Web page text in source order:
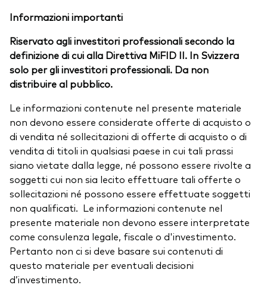
Informazioni importanti
Riservato agli investitori professionali secondo la
definizione di cui alla Direttiva MiFID II. In Svizzera
solo per gli investitori professionali. Da non
distribuire al pubblico.
Le informazioni contenute nel presente materiale
non devono essere considerate offerte di acquisto o
di vendita né sollecitazioni di offerte di acquisto o di
vendita di titoli in qualsiasi paese in cui tali prassi
siano vietate dalla legge, né possono essere rivolte a
soggetti cui non sia lecito effettuare tali offerte o
sollecitazioni né possono essere effettuate soggetti
non qualificati. Le informazioni contenute nel
presente materiale non devono essere interpretate
come consulenza legale, fiscale o d'investimento.
Pertanto non ci si deve basare sui contenuti di
questo materiale per eventuali decisioni
d’investimento.